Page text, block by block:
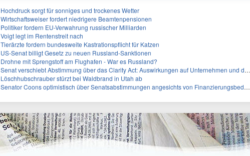
Hochdruck sorgt für sonniges und trockenes Wetter
Wirtschaftsweiser fordert niedrigere Beamtenpensionen
Politiker fordern EU-Verwahrung russischer Milliarden
Voigt legt im Rentenstreit nach
Tierärzte fordern bundesweite Kastrationspflicht für Katzen
US-Senat billigt Gesetz zu neuen Russland-Sanktionen
Drohne mit Sprengstoff am Flughafen - War es Russland?
Senat verschiebt Abstimmung über das Clarity Act: Auswirkungen auf Unternehmen und das Vertrauen der Investoren
Löschhubschrauber stürzt bei Waldbrand in Utah ab
Senator Coons optimistisch über Senatsabstimmungen angesichts von Finanzierungsbedenken